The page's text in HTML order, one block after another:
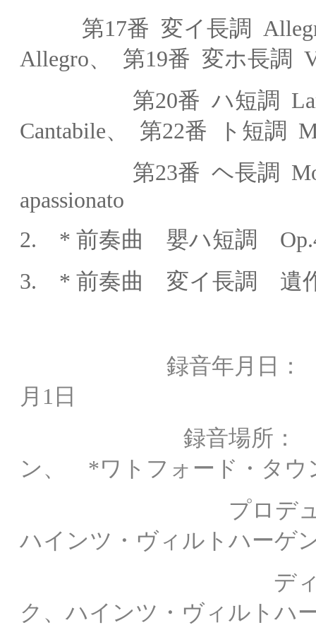
第17番 変イ長調
Allegro、 第19番 変ホ長調
第20番 ハ短調
Cantabile、 第22番 ト短調
第23番 ヘ長調
apassionato
2. * 前奏曲 嬰ハ短調
3. * 前奏曲 変イ長調 遺
録音年月日
月1日
録音場所
ン、 *ワトフォード・タ
プロデュー
ハインツ・ヴィルトハーゲ
ディレク
ク、 ハインツ・ヴィルトハ